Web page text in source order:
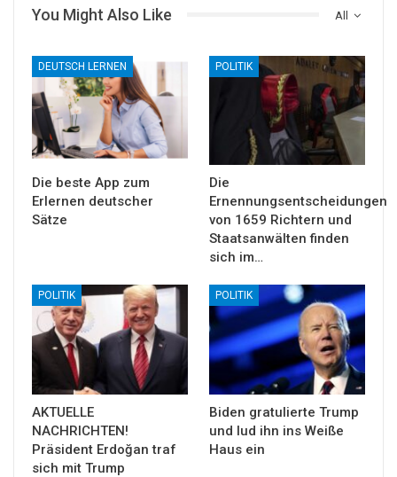
All
You Might Also Like
DEUTSCH LERNEN
Die beste App zum
Erlernen deutscher
Sätze
POLITIK
Die
Ernennungsentscheidungen
von 1659 Richtern und
Staatsanwälten finden
sich im…
POLITIK
AKTUELLE
NACHRICHTEN!
Präsident Erdoğan traf
sich mit Trump
POLITIK
Biden gratulierte Trump
und lud ihn ins Weiße
Haus ein